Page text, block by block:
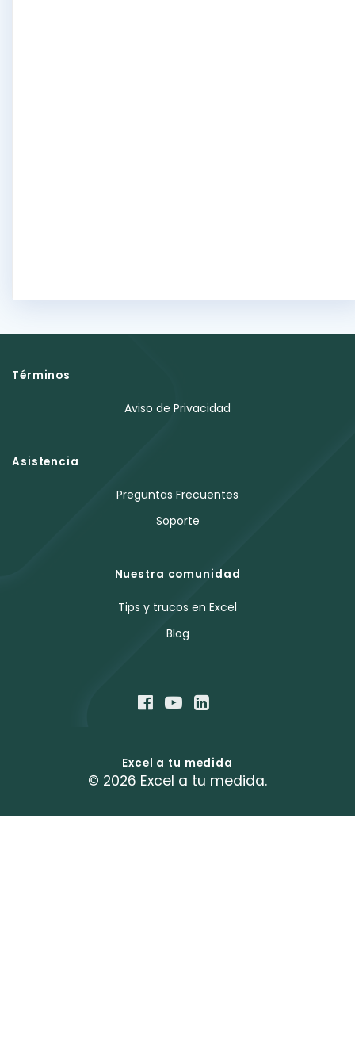
Términos
Aviso de Privacidad
Asistencia
Preguntas Frecuentes
Soporte
Nuestra comunidad
Tips y trucos en Excel
Blog
Excel a tu medida
© 2026 Excel a tu medida.